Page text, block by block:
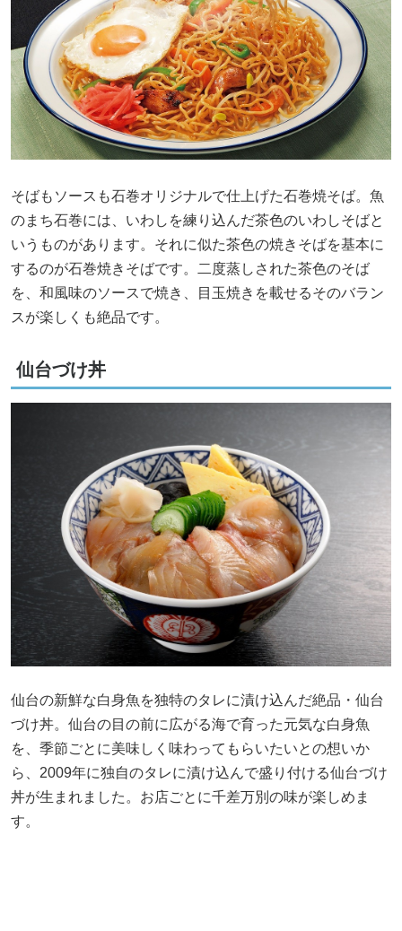
そばもソースも石巻オリジナルで仕上げた石巻焼そば。魚
のまち石巻には、いわしを練り込んだ茶色のいわしそばと
いうものがあります。それに似た茶色の焼きそばを基本に
するのが石巻焼きそばです。二度蒸しされた茶色のそば
を、和風味のソースで焼き、目玉焼きを載せるそのバラン
スが楽しくも絶品です。
仙台づけ丼
仙台の新鮮な白身魚を独特のタレに漬け込んだ絶品・仙台
づけ丼。仙台の目の前に広がる海で育った元気な白身魚
を、季節ごとに美味しく味わってもらいたいとの想いか
ら、2009年に独自のタレに漬け込んで盛り付ける仙台づけ
丼が生まれました。お店ごとに千差万別の味が楽しめま
す。